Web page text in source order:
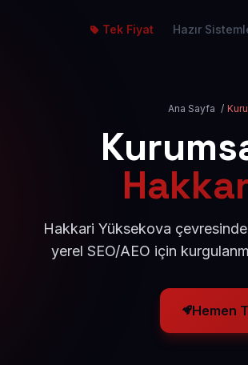
Tek Fiyat Hazır
Ana Sayfa /
Hakkari Yüksekova
yerel SEO/AEO için
Hemen